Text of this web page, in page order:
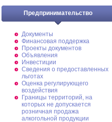
Предпринимательство
Документы
Финансовая поддержка
Проекты документов
Объявления
Инвестиции
Сведения о предоставленных
льготах
Оценка регулирующего
воздействия
Границы территорий, на
которых не допускается
розничная продажа
алкогольной продукции